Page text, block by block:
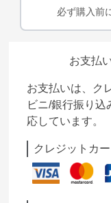
必ず購入前
お支払
お支払いは、ク
ビニ/銀行振り
応しています。
クレジットカ